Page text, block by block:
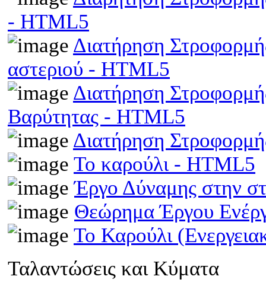
- HTML5
Διατήρηση
αστεριού - HTML5
Διατήρηση
Βαρύτητας - HTML5
Διατήρηση
Το καρούλι - HTML5
Έργο Δύναμης στην
Θεώρημα Έργου
Το Καρούλι
Ταλαντώσεις και Κύματα